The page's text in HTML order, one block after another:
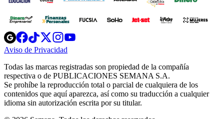
Opens
in
new
Opens
in
new
Opens
in
new
window
Opens
new
windowwindow
Aviso de Privacidad
new
window
Todas las marcas registradas son propiedad de la compañía
respectiva o de PUBLICACIONES SEMANA S.A.
Se prohíbe la reproducción total o parcial de cualquiera de los
contenidos que aquí aparezca, así como su traducción a cualquier
idioma sin autorización escrita por su titular.